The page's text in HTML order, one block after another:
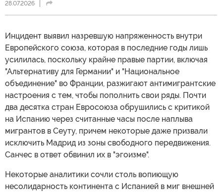
28.07.2026
Инцидент выявил назревшую напряженность внутри
Европейского союза, которая в последние годы лишь
усилилась, поскольку крайне правые партии, включая
"Альтернативу для Германии" и "Национальное
объединение" во Франции, разжигают антимигрантские
настроения с тем, чтобы пополнить свои ряды. Почти
два десятка стран Евросоюза обрушились с критикой
на Испанию через считанные часы после наплыва
мигрантов в Сеуту, причем некоторые даже призвали
исключить Мадрид из зоны свободного передвижения.
Санчес в ответ обвинил их в "эгоизме".
Некоторые аналитики сочли столь вопиющую
несолидарность континента с Испанией в миг внешней